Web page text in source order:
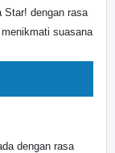
Star! dengan rasa
suasana
dengan rasa